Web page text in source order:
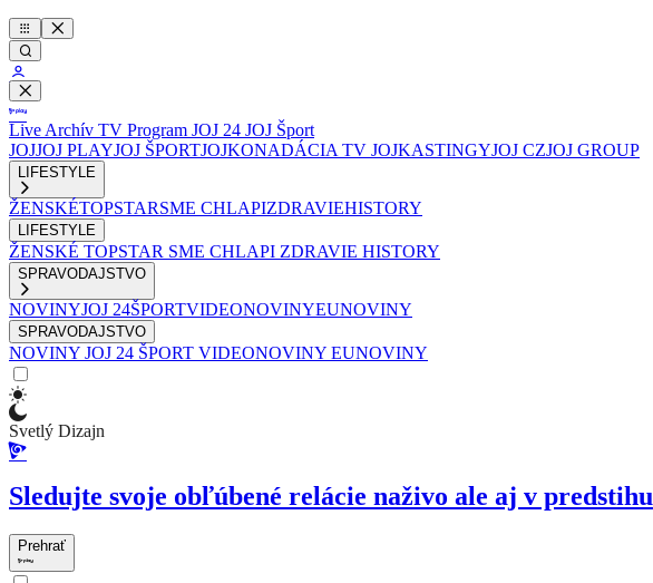
Live Archív TV Program JOJ 24 JOJ Šport
JOJJOJ PLAYJOJ ŠPORTJOJKONADÁCIA TV JOJKASTINGYJOJ CZJOJ GROUP
LIFESTYLE
ŽENSKÉTOPSTARSME CHLAPIZDRAVIEHISTORY
LIFESTYLE
ŽENSKÉ TOPSTAR SME CHLAPI ZDRAVIE HISTORY
SPRAVODAJSTVO
NOVINYJOJ 24ŠPORTVIDEONOVINYEUNOVINY
SPRAVODAJSTVO
NOVINY JOJ 24 ŠPORT VIDEONOVINY EUNOVINY
Svetlý Dizajn
Sledujte svoje obľúbené relácie naživo ale aj v predstihu
Prehrať